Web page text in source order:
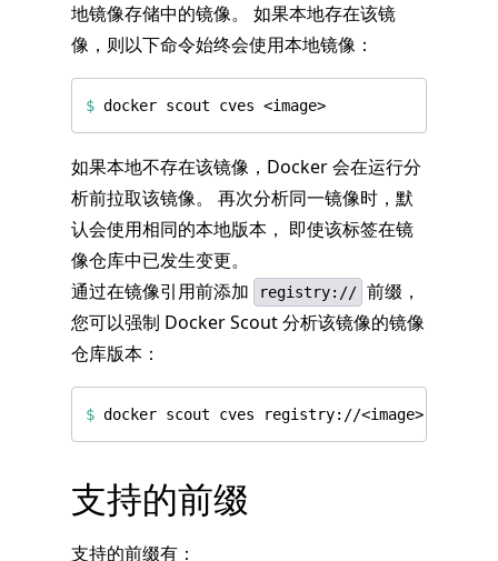
地镜像存储中的镜像。 如果本地存在该镜
像，则以下命令始终会使用本地镜像：
$
如果本地不存在该镜像，Docker 会在运行分
析前拉取该镜像。 再次分析同一镜像时，默
认会使用相同的本地版本， 即使该标签在镜
像仓库中已发生变更。
通过在镜像引用前添加
registry:// 前缀，
您可以强制 Docker Scout 分析该镜像的镜像
仓库版本：
$
支持的前缀
支持的前缀有：